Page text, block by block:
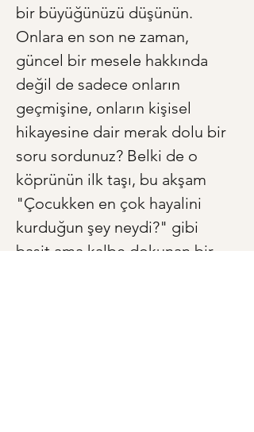
bir büyüğünüzü düşünün.
Onlara en son ne zaman,
güncel bir mesele hakkında
değil de sadece onların
geçmişine, onların kişisel
hikayesine dair merak dolu bir
soru sordunuz? Belki de o
köprünün ilk taşı, bu akşam
"Çocukken en çok hayalini
kurduğun şey neydi?" gibi
basit ama kalbe dokunan bir